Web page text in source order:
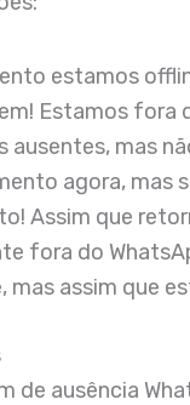
estamos
Estamos
ausentes, mas
agora, mas
Assim que
fora do
mas assim que
de ausência